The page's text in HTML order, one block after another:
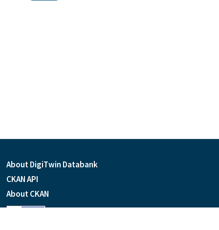
About DigiTwin Databank
CKAN API
About CKAN